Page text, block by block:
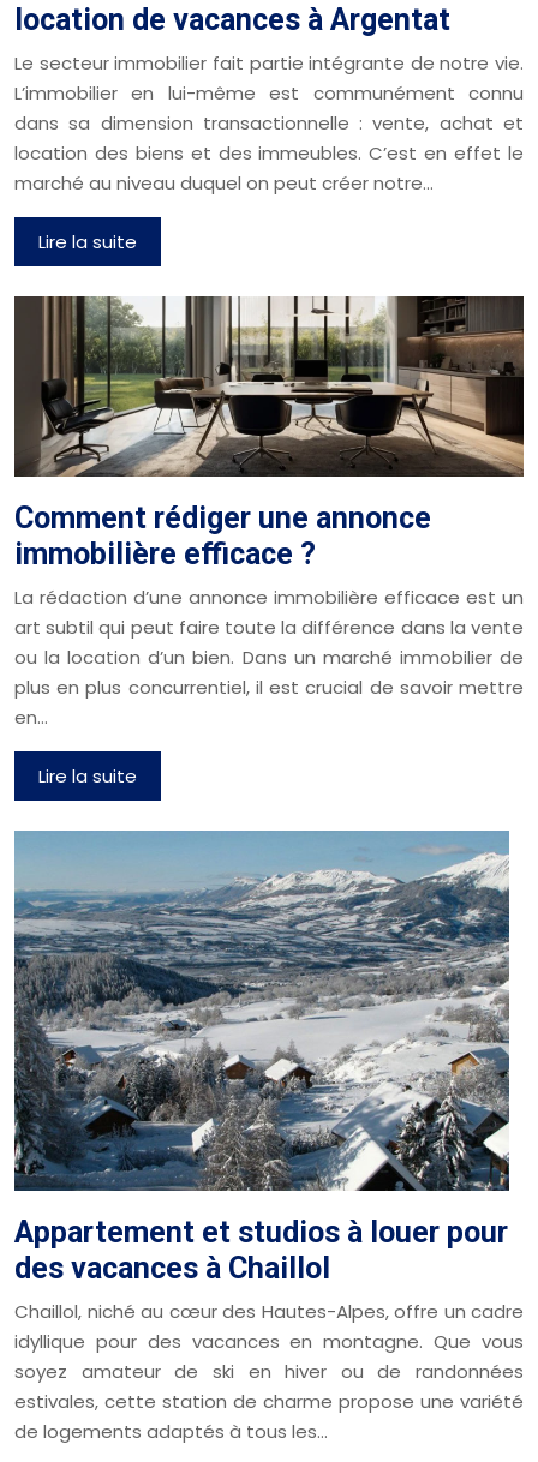
location de vacances à Argentat
Le secteur immobilier fait partie intégrante de notre vie.
L’immobilier en lui-même est communément connu
dans sa dimension transactionnelle : vente, achat et
location des biens et des immeubles. C’est en effet le
marché au niveau duquel on peut créer notre…
Lire la suite
Comment rédiger une annonce
immobilière efficace ?
La rédaction d’une annonce immobilière efficace est un
art subtil qui peut faire toute la différence dans la vente
ou la location d’un bien. Dans un marché immobilier de
plus en plus concurrentiel, il est crucial de savoir mettre
en…
Lire la suite
Appartement et studios à louer pour
des vacances à Chaillol
Chaillol, niché au cœur des Hautes-Alpes, offre un cadre
idyllique pour des vacances en montagne. Que vous
soyez amateur de ski en hiver ou de randonnées
estivales, cette station de charme propose une variété
de logements adaptés à tous les…